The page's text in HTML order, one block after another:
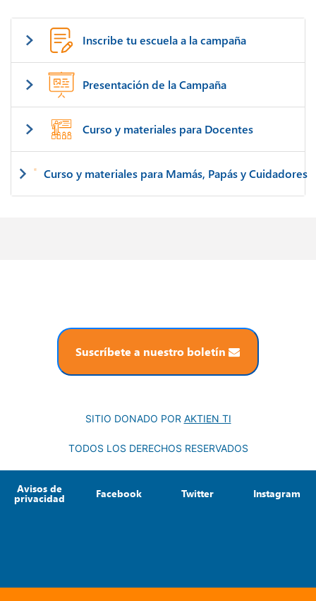
Inscribe tu escuela a la campaña
Presentación de la Campaña
Curso y materiales para Docentes
Curso y materiales para Mamás, Papás y Cuidadores
Suscríbete a nuestro boletín
SITIO DONADO POR AKTIEN TI
TODOS LOS DERECHOS RESERVADOS
Avisos de
privacidad Facebook Twitter Instagram